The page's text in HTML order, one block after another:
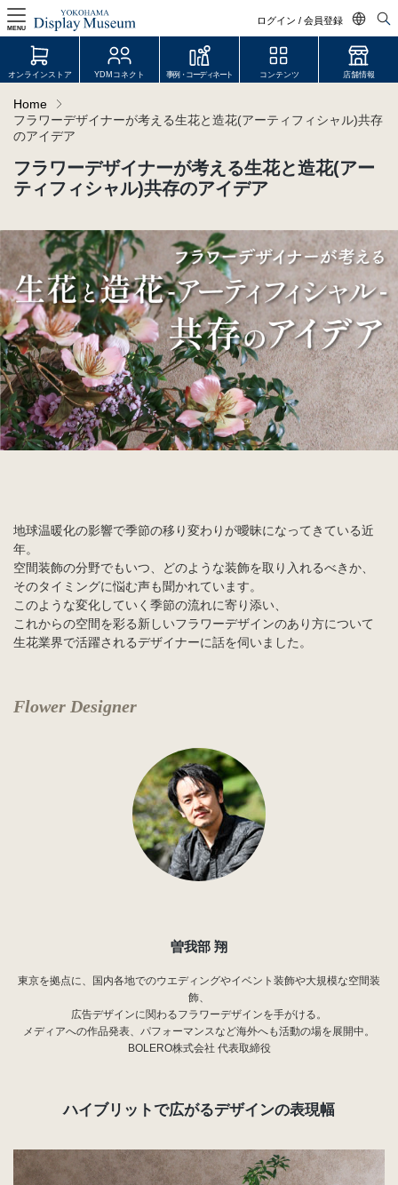
ログイン / 会員登録
日本語
中文简体
MENU
オンラインストア
YDM Connect
会員登録・取引申請
リンク
JDCA(ディスプレイスクール)
店舗情報・営業日
お問い合わせ
プライバシーポリシー
オンラインストア YDMコネクト 事例・コーディネート コンテンツ 店舗情報
Home
フラワーデザイナーが考える生花と造花(アーティフィシャル)共存
のアイデア
フラワーデザイナーが考える生花と造花(アー
ティフィシャル)共存のアイデア
地球温暖化の影響で季節の移り変わりが曖昧になってきている近
年。
空間装飾の分野でもいつ、どのような装飾を取り入れるべきか、
そのタイミングに悩む声も聞かれています。
このような変化していく季節の流れに寄り添い、
これからの空間を彩る新しいフラワーデザインのあり方について
生花業界で活躍されるデザイナーに話を伺いました。
Flower Designer
曽我部 翔
東京を拠点に、国内各地でのウエディングやイベント装飾や大規模な空間装
飾、
広告デザインに関わるフラワーデザインを手がける。
メディアへの作品発表、パフォーマンスなど海外へも活動の場を展開中。
BOLERO株式会社 代表取締役
ハイブリットで広がるデザインの表現幅